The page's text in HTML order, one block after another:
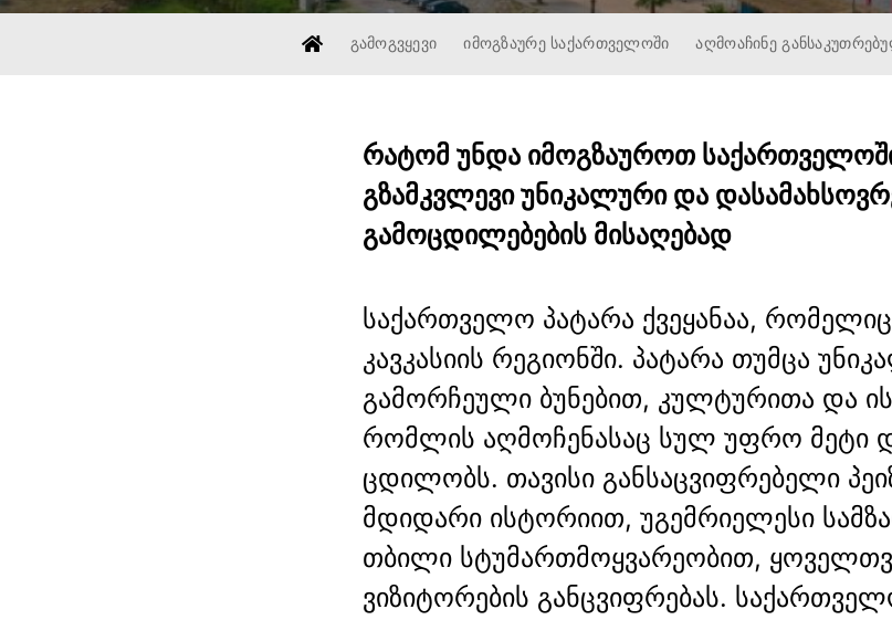
ᲒᲐᲛᲝᲒᲕᲧᲔᲕᲘ ᲘᲛᲝᲒᲖᲐᲣᲠᲔ ᲡᲐᲥᲐᲠᲗᲕᲔᲚᲝᲨᲘ ᲐᲦᲛᲝᲐᲩᲘᲜᲔ
რატომ უნდა იმოგზაუროთ
გზამკვლევი უნიკალური და
გამოცდილებების მისაღებად
საქართველო პატარა ქვეყანაა,
კავკასიის რეგიონში. პატარა თუმცა
გამორჩეული ბუნებით, კულტურითა და
რომლის აღმოჩენასაც სულ უფრო მეტი
ცდილობს. თავისი განსაცვიფრებელი
მდიდარი ისტორიით, უგემრიელესი
თბილი სტუმართმოყვარეობით,
ვიზიტორების განცვიფრებას.